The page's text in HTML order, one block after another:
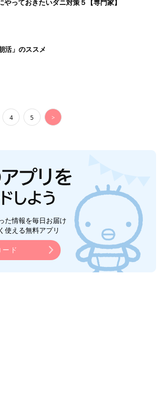
っておきたいダニ対策５【専門家】
活」のススメ
4 5 >
た情報を毎日お届け
使える無料アプリ
ド